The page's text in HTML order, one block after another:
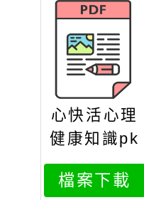
心快活心理
健康知識pk
賽競賽辦法
檔案下載